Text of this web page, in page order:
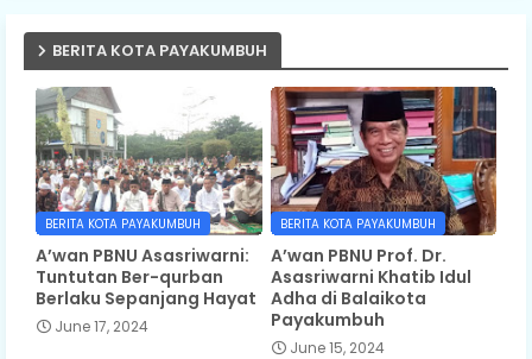
BERITA KOTA PAYAKUMBUH
BERITA KOTA PAYAKUMBUH
A’wan PBNU Asasriwarni:
Tuntutan Ber-qurban
Berlaku Sepanjang Hayat
June 17, 2024
BERITA KOTA PAYAKUMBUH
A’wan PBNU Prof. Dr.
Asasriwarni Khatib Idul
Adha di Balaikota
Payakumbuh
June 15, 2024